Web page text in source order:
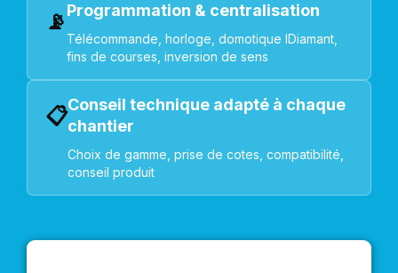
📡Programmation & centralisation
Télécommande, horloge, domotique IDiamant,
fins de courses, inversion de sens
📋Conseil technique adapté à chaque
chantier
Choix de gamme, prise de cotes, compatibilité,
conseil produit